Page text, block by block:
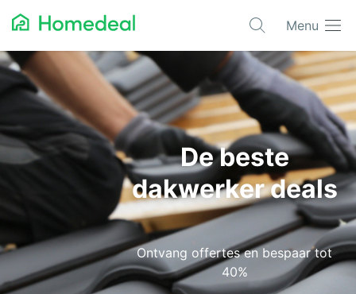
Menu
Populaire projecten
Aannemer
Airco
Alarmsystemen
Asbest
Bestrating
De beste
dakwerker deals
Ontvang offertes en bespaar tot
40%